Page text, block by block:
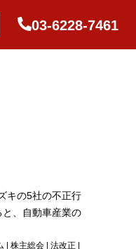
03-6228-7461
キの5社の不正行
、自動車産業の
株主総会 法改正